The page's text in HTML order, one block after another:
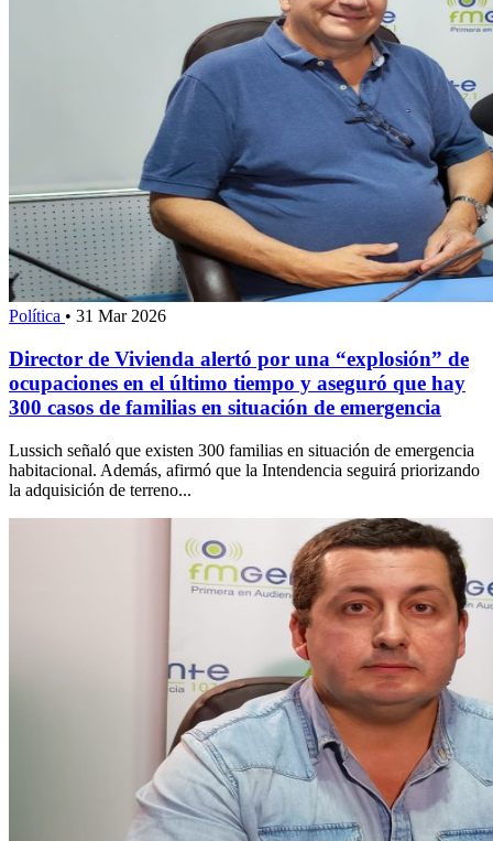
Política • 31 Mar 2026
Director de Vivienda alertó por una “explosión” de
ocupaciones en el último tiempo y aseguró que hay
300 casos de familias en situación de emergencia
Lussich señaló que existen 300 familias en situación de emergencia
habitacional. Además, afirmó que la Intendencia seguirá priorizando
la adquisición de terreno...